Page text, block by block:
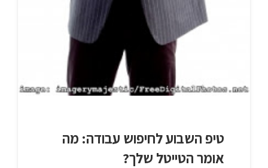
טיפ השבוע לחיפוש עבודה: מה
אומר הטייטל שלך?